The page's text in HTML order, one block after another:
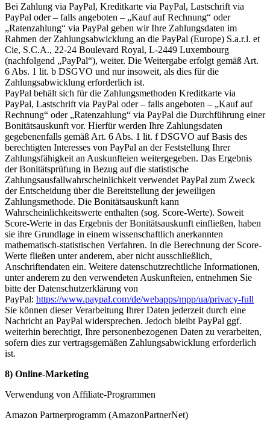
Bei Zahlung via PayPal, Kreditkarte via PayPal, Lastschrift via
PayPal oder – falls angeboten – „Kauf auf Rechnung“ oder
„Ratenzahlung“ via PayPal geben wir Ihre Zahlungsdaten im
Rahmen der Zahlungsabwicklung an die PayPal (Europe) S.a.r.l. et
Cie, S.C.A., 22-24 Boulevard Royal, L-2449 Luxembourg
(nachfolgend „PayPal“), weiter. Die Weitergabe erfolgt gemäß Art.
6 Abs. 1 lit. b DSGVO und nur insoweit, als dies für die
Zahlungsabwicklung erforderlich ist.
PayPal behält sich für die Zahlungsmethoden Kreditkarte via
PayPal, Lastschrift via PayPal oder – falls angeboten – „Kauf auf
Rechnung“ oder „Ratenzahlung“ via PayPal die Durchführung einer
Bonitätsauskunft vor. Hierfür werden Ihre Zahlungsdaten
gegebenenfalls gemäß Art. 6 Abs. 1 lit. f DSGVO auf Basis des
berechtigten Interesses von PayPal an der Feststellung Ihrer
Zahlungsfähigkeit an Auskunfteien weitergegeben. Das Ergebnis
der Bonitätsprüfung in Bezug auf die statistische
Zahlungsausfallwahrscheinlichkeit verwendet PayPal zum Zweck
der Entscheidung über die Bereitstellung der jeweiligen
Zahlungsmethode. Die Bonitätsauskunft kann
Wahrscheinlichkeitswerte enthalten (sog. Score-Werte). Soweit
Score-Werte in das Ergebnis der Bonitätsauskunft einfließen, haben
sie ihre Grundlage in einem wissenschaftlich anerkannten
mathematisch-statistischen Verfahren. In die Berechnung der Score-
Werte fließen unter anderem, aber nicht ausschließlich,
Anschriftendaten ein. Weitere datenschutzrechtliche Informationen,
unter anderem zu den verwendeten Auskunfteien, entnehmen Sie
bitte der Datenschutzerklärung von
PayPal: https://www.paypal.com/de/webapps/mpp/ua/privacy-full
Sie können dieser Verarbeitung Ihrer Daten jederzeit durch eine
Nachricht an PayPal widersprechen. Jedoch bleibt PayPal ggf.
weiterhin berechtigt, Ihre personenbezogenen Daten zu verarbeiten,
sofern dies zur vertragsgemäßen Zahlungsabwicklung erforderlich
ist.
8) Online-Marketing
Verwendung von Affiliate-Programmen
Amazon Partnerprogramm (AmazonPartnerNet)